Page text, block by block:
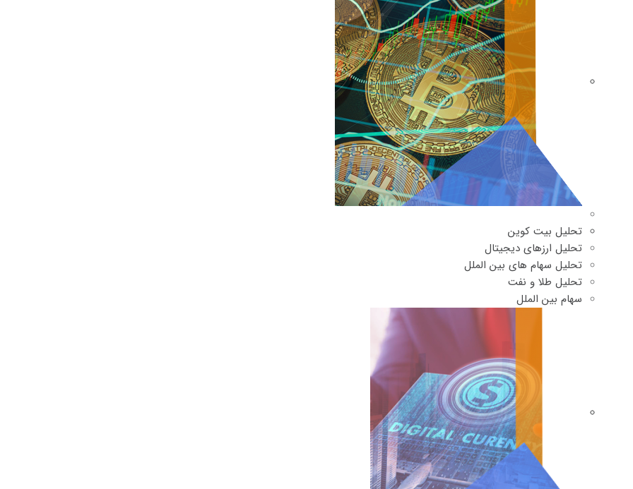
تحلیل بیت کوین
تحلیل ارزهای دیجیتال
تحلیل سهام های بین الملل
تحلیل طلا و نفت
سهام بین الملل